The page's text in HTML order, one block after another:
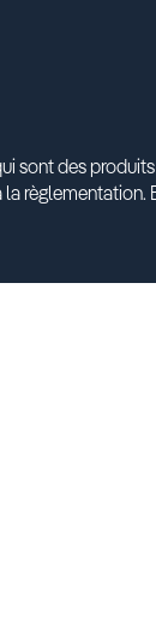
sont des
règlementation.